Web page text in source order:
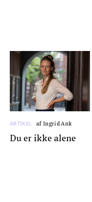
ARTIKEL af Ingrid Ank
Du er ikke alene